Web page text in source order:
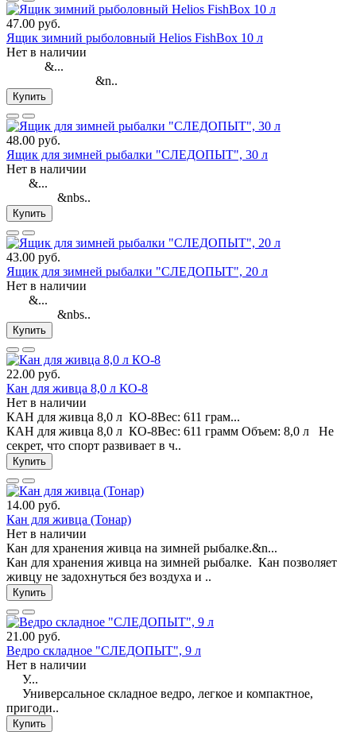
47.00 руб.
Ящик зимний рыболовный Helios FishBox 10 л
Нет в наличии
&...
&n..
Купить
48.00 руб.
Ящик для зимней рыбалки "СЛЕДОПЫТ", 30 л
Нет в наличии
&...
&nbs..
Купить
43.00 руб.
Ящик для зимней рыбалки "СЛЕДОПЫТ", 20 л
Нет в наличии
&...
&nbs..
Купить
22.00 руб.
Кан для живца 8,0 л КО-8
Нет в наличии
КАН для живца 8,0 л КО-8Вес: 611 грам...
КАН для живца 8,0 л КО-8Вес: 611 грамм Объем: 8,0 л Не
секрет, что спорт развивает в ч..
Купить
14.00 руб.
Кан для живца (Тонар)
Нет в наличии
Кан для хранения живца на зимней рыбалке.&n...
Кан для хранения живца на зимней рыбалке. Кан позволяет
живцу не задохнуться без воздуха и ..
Купить
21.00 руб.
Ведро складное "СЛЕДОПЫТ", 9 л
Нет в наличии
У...
Универсальное складное ведро, легкое и компактное,
пригоди..
Купить